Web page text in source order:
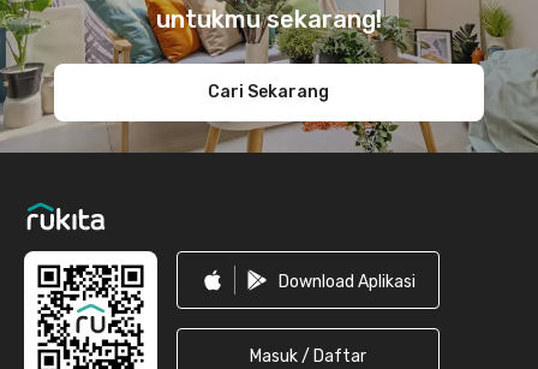
untukmu sekarang!
Cari Sekarang
Download Aplikasi
Masuk / Daftar